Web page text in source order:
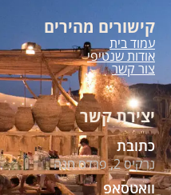
קישורים מהירים
עמוד בית
אודות שנטיפי
צור קשר
יצירת קשר
כתובת
נרקיס 2, פרדס חנה
וואטסאפ